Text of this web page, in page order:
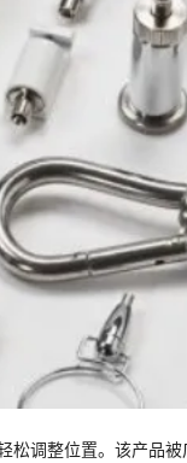
调整位置。该产品被